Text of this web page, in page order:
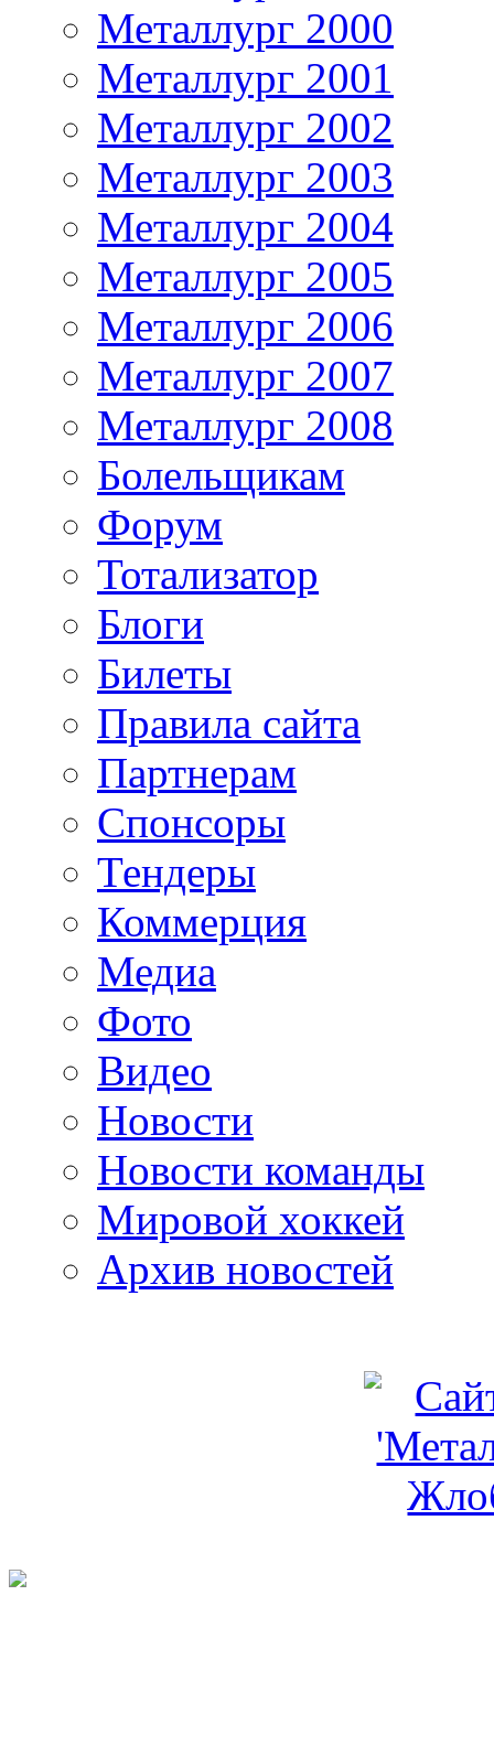
Металлург 2000
Металлург 2001
Металлург 2002
Металлург 2003
Металлург 2004
Металлург 2005
Металлург 2006
Металлург 2007
Металлург 2008
Болельщикам
Форум
Тотализатор
Блоги
Билеты
Правила сайта
Партнерам
Спонсоры
Тендеры
Коммерция
Медиа
Фото
Видео
Новости
Новости команды
Мировой хоккей
Архив новостей